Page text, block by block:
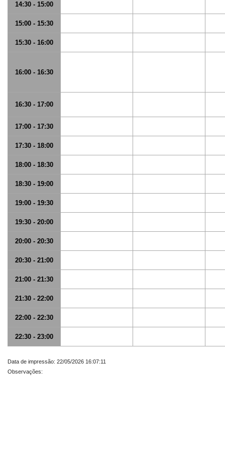
14:30 - 15:00
15:00 - 15:30
15:30 - 16:00
16:00 - 16:30
16:30 - 17:00
17:00 - 17:30
17:30 - 18:00
18:00 - 18:30
18:30 - 19:00
19:00 - 19:30
19:30 - 20:00
20:00 - 20:30
20:30 - 21:00
21:00 - 21:30
21:30 - 22:00
22:00 - 22:30
22:30 - 23:00
Data de impressão: 22/05/2026 16:07:11
Observações: